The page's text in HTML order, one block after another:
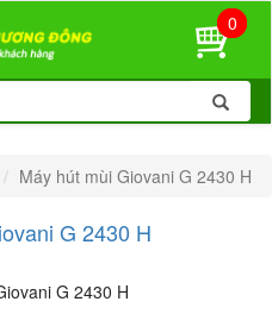
0
Máy hút mùi Giovani G 2430 H
G 2430 H
G 2430 H